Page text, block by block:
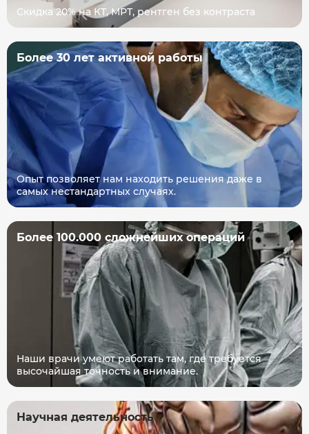
Скидка 20% на КТ, МРТ, рентген без контраста
Более 30 лет активной работы
Опыт позволяет нам находить решения даже в
самых нестандартных случаях.
Более 100.000 сложнейших операций
Наши врачи умеют работать там, где требуется
высочайшая точность и внимание.
Научная деятельность